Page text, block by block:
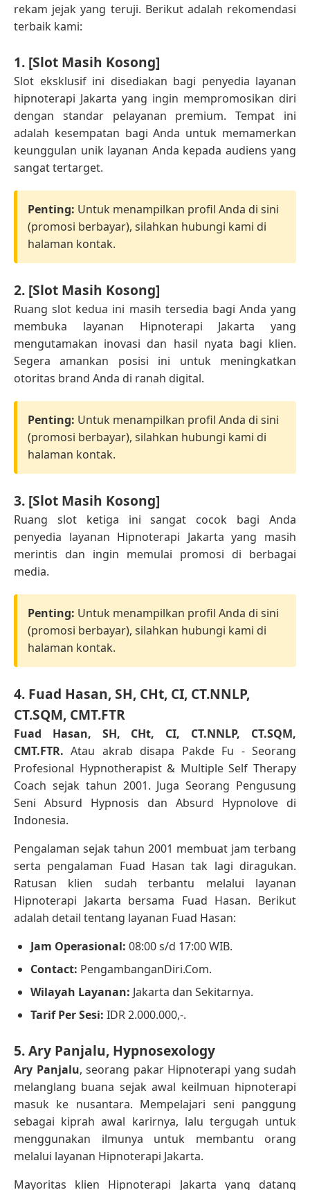
rekam jejak yang teruji. Berikut adalah rekomendasi
terbaik kami:
1. [Slot Masih Kosong]
Slot eksklusif ini disediakan bagi penyedia layanan
hipnoterapi Jakarta yang ingin mempromosikan diri
dengan standar pelayanan premium. Tempat ini
adalah kesempatan bagi Anda untuk memamerkan
keunggulan unik layanan Anda kepada audiens yang
sangat tertarget.
Penting: Untuk menampilkan profil Anda di sini
(promosi berbayar), silahkan hubungi kami di
halaman kontak.
2. [Slot Masih Kosong]
Ruang slot kedua ini masih tersedia bagi Anda yang
membuka layanan Hipnoterapi Jakarta yang
mengutamakan inovasi dan hasil nyata bagi klien.
Segera amankan posisi ini untuk meningkatkan
otoritas brand Anda di ranah digital.
Penting: Untuk menampilkan profil Anda di sini
(promosi berbayar), silahkan hubungi kami di
halaman kontak.
3. [Slot Masih Kosong]
Ruang slot ketiga ini sangat cocok bagi Anda
penyedia layanan Hipnoterapi Jakarta yang masih
merintis dan ingin memulai promosi di berbagai
media.
Penting: Untuk menampilkan profil Anda di sini
(promosi berbayar), silahkan hubungi kami di
halaman kontak.
4. Fuad Hasan, SH, CHt, CI, CT.NNLP,
CT.SQM, CMT.FTR
Fuad Hasan, SH, CHt, CI, CT.NNLP, CT.SQM,
CMT.FTR. Atau akrab disapa Pakde Fu - Seorang
Profesional Hypnotherapist & Multiple Self Therapy
Coach sejak tahun 2001. Juga Seorang Pengusung
Seni Absurd Hypnosis dan Absurd Hypnolove di
Indonesia.
Pengalaman sejak tahun 2001 membuat jam terbang
serta pengalaman Fuad Hasan tak lagi diragukan.
Ratusan klien sudah terbantu melalui layanan
Hipnoterapi Jakarta bersama Fuad Hasan. Berikut
adalah detail tentang layanan Fuad Hasan:
Jam Operasional: 08:00 s/d 17:00 WIB.
Contact: PengambanganDiri.Com.
Wilayah Layanan: Jakarta dan Sekitarnya.
Tarif Per Sesi: IDR 2.000.000,-.
5. Ary Panjalu, Hypnosexology
Ary Panjalu, seorang pakar Hipnoterapi yang sudah
melanglang buana sejak awal keilmuan hipnoterapi
masuk ke nusantara. Mempelajari seni panggung
sebagai kiprah awal karirnya, lalu tergugah untuk
menggunakan ilmunya untuk membantu orang
melalui layanan Hipnoterapi Jakarta.
Mayoritas klien Hipnoterapi Jakarta yang datang